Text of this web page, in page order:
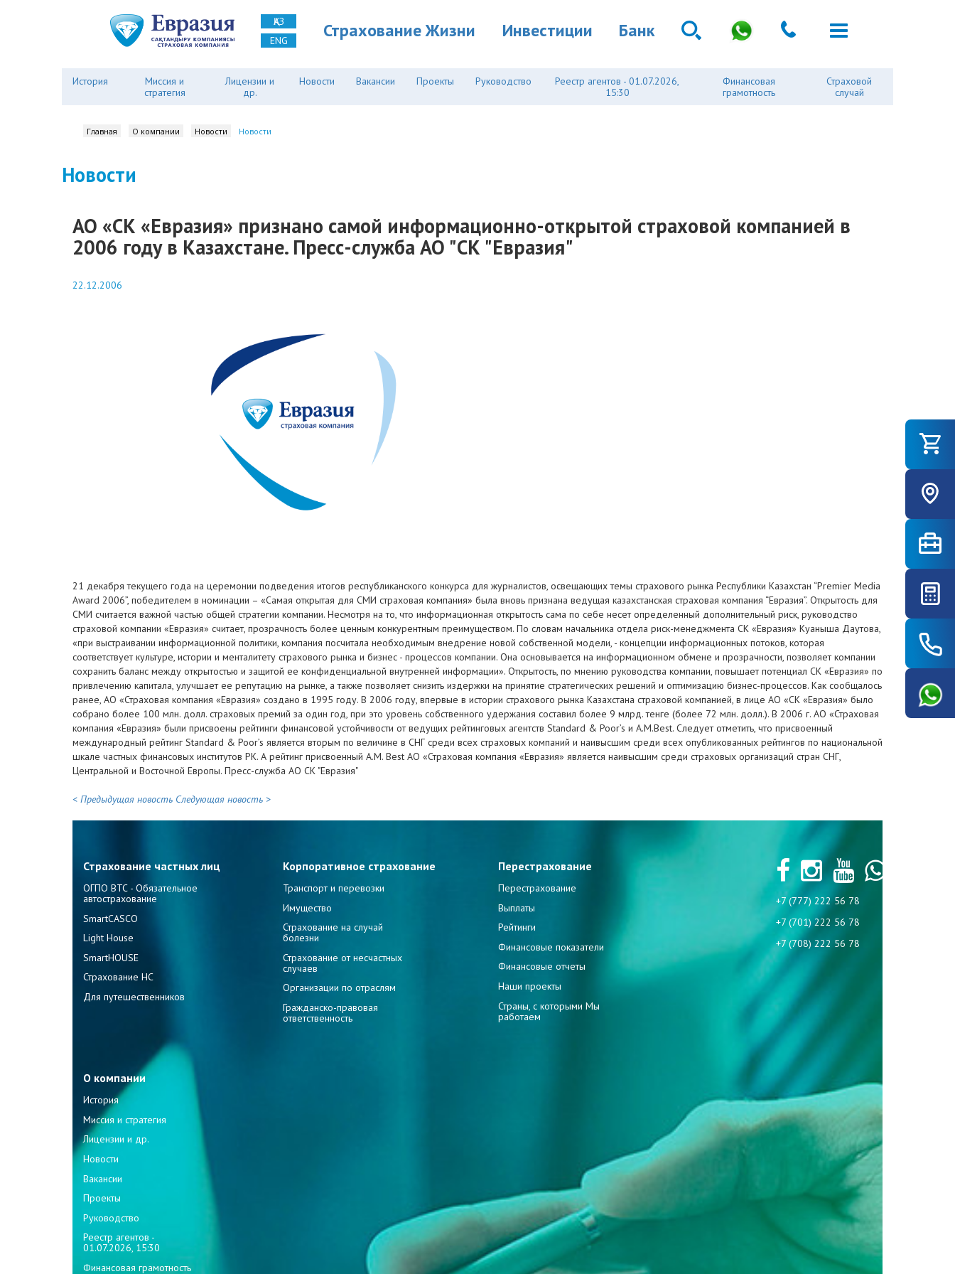
ҚАЗ
ENG
Страхование Жизни Инвестиции Банк
История
Миссия и
стратегия
Лицензии и
др.
Новости Вакансии Проекты Руководство
Реестр агентов - 01.07.2026,
15:30
Финансовая
грамотность
Страховой
случай
Главная О компании Новости Новости
Новости
АО «CК «Евразия» признано самой информационно-открытой страховой компанией в
2006 году в Казахстане. Пресс-служба АО "СК "Евразия"
22.12.2006
21 декабря текущего года на церемонии подведения итогов республиканского конкурса для журналистов, освещающих темы страхового рынка Республики Казахстан “Premier Media
Award 2006”, победителем в номинации – «Самая открытая для СМИ страховая компания» была вновь признана ведущая казахстанская страховая компания “Евразия”. Открытость для
СМИ считается важной частью общей стратегии компании. Несмотря на то, что информационная открытость сама по себе несет определенный дополнительный риск, руководство
страховой компании «Евразия» считает, прозрачность более ценным конкурентным преимуществом. По словам начальника отдела риск-менеджмента СК «Евразия» Куаныша Даутова,
«при выстраивании информационной политики, компания посчитала необходимым внедрение новой собственной модели, - концепции информационных потоков, которая
соответствует культуре, истории и менталитету страхового рынка и бизнес - процессов компании. Она основывается на информационном обмене и прозрачности, позволяет компании
сохранить баланс между открытостью и защитой ее конфиденциальной внутренней информации». Открытость, по мнению руководства компании, повышает потенциал СК «Евразия» по
привлечению капитала, улучшает ее репутацию на рынке, а также позволяет снизить издержки на принятие стратегических решений и оптимизацию бизнес-процессов. Как сообщалось
ранее, АО «Страховая компания «Евразия» создано в 1995 году. В 2006 году, впервые в истории страхового рынка Казахстана страховой компанией, в лице АО «СК «Евразия» было
собрано более 100 млн. долл. страховых премий за один год, при это уровень собственного удержания составил более 9 млрд. тенге (более 72 млн. долл.). В 2006 г. АО «Страховая
компания «Евразия» были присвоены рейтинги финансовой устойчивости от ведущих рейтинговых агентств Standard & Poor’s и A.M.Best. Следует отметить, что присвоенный
международный рейтинг Standard & Poor’s является вторым по величине в СНГ среди всех страховых компаний и наивысшим среди всех опубликованных рейтингов по национальной
шкале частных финансовых институтов РК. А рейтинг присвоенный A.M. Best АО «Страховая компания «Евразия» является наивысшим среди страховых организаций стран СНГ,
Центральной и Восточной Европы. Пресс-служба АО СК "Евразия"
< Предыдущая новость Следующая новость >
Страхование частных лиц
ОГПО ВТС - Обязательное
автострахование
SmartCASCO
Light House
SmartHOUSE
Страхование НС
Для путешественников
Корпоративное страхование
Транспорт и перевозки
Имущество
Страхование на случай
болезни
Страхование от несчастных
случаев
Организации по отраслям
Гражданско-правовая
ответственность
Перестрахование
Перестрахование
Выплаты
Рейтинги
Финансовые показатели
Финансовые отчеты
Наши проекты
Страны, с которыми Мы
работаем
О компании
История
Миссия и стратегия
Лицензии и др.
Новости
Вакансии
Проекты
Руководство
Реестр агентов -
01.07.2026, 15:30
Финансовая грамотность
+7 (777) 222 56 78
+7 (701) 222 56 78
+7 (708) 222 56 78